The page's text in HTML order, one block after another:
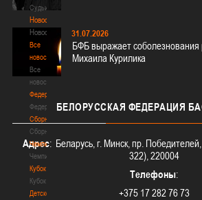
Судьи
Новости
Новости
Все
новости
Все
новости
Федерация
Федерация
Сборные
Сборные
Чемпионат
Чемпионат
Кубок
Кубок
Детско-
31.07.2026
БФБ выражает
Михаила Курилика
БЕЛОРУССКАЯ ФЕДЕРАЦИЯ
Адрес: Беларусь, г. Минск, пр.
322), 220004
Телефоны:
+375 17 282 76 73